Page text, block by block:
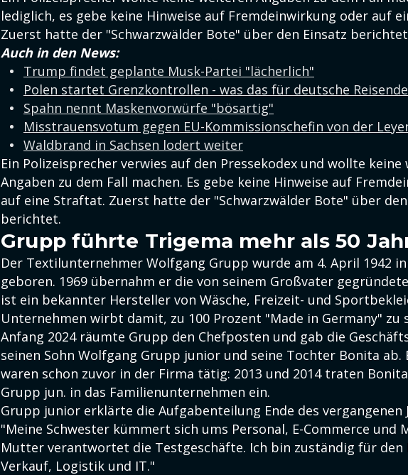
lediglich, es gebe keine Hinweise auf Fremdeinwirkung oder auf
Zuerst hatte der "Schwarzwälder Bote" über den Einsatz
Auch in den News:
Trump findet geplante Musk-Partei "lächerlich"
Polen startet Grenzkontrollen - was das für deutsche
Spahn nennt Maskenvorwürfe "bösartig"
Misstrauensvotum gegen EU-Kommissionschefin von der
Waldbrand in Sachsen lodert weiter
Ein Polizeisprecher verwies auf den Pressekodex und wollte keine
Angaben zu dem Fall machen. Es gebe keine Hinweise auf
auf eine Straftat. Zuerst hatte der "Schwarzwälder Bote" über
berichtet.
Grupp führte Trigema mehr als 50
Der Textilunternehmer Wolfgang Grupp wurde am 4. April 1942
geboren. 1969 übernahm er die von seinem Großvater
ist ein bekannter Hersteller von Wäsche, Freizeit- und
Unternehmen wirbt damit, zu 100 Prozent "Made in Germany" zu
Anfang 2024 räumte Grupp den Chefposten und gab die
seinen Sohn Wolfgang Grupp junior und seine Tochter Bonita ab.
waren schon zuvor in der Firma tätig: 2013 und 2014 traten
Grupp jun. in das Familienunternehmen ein.
Grupp junior erklärte die Aufgabenteilung Ende des vergangenen
"Meine Schwester kümmert sich ums Personal, E-Commerce und
Mutter verantwortet die Testgeschäfte. Ich bin zuständig für den
Verkauf, Logistik und IT."